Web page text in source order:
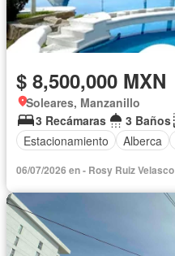
$ 8,500,000 MXN
Soleares, Manzanillo
3 Recámaras
3 Baños
Estacionamiento
Alberca
06/07/2026 en - Rosy Ruiz Velasco